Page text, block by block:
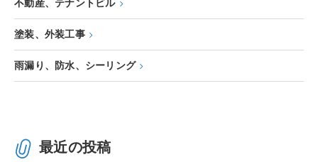
不動産、テナントビル
塗装、外装工事
雨漏り、防水、シーリング
最近の投稿